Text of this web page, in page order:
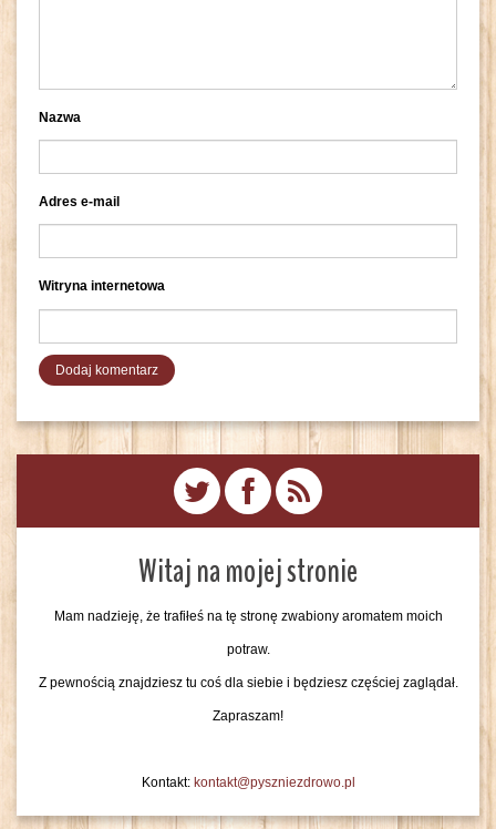
Nazwa
Adres e-mail
Witryna internetowa
Witaj na mojej stronie
Mam nadzieję, że trafiłeś na tę stronę zwabiony aromatem moich
potraw.
Z pewnością znajdziesz tu coś dla siebie i będziesz częściej zaglądał.
Zapraszam!
Kontakt: kontakt@pyszniezdrowo.pl